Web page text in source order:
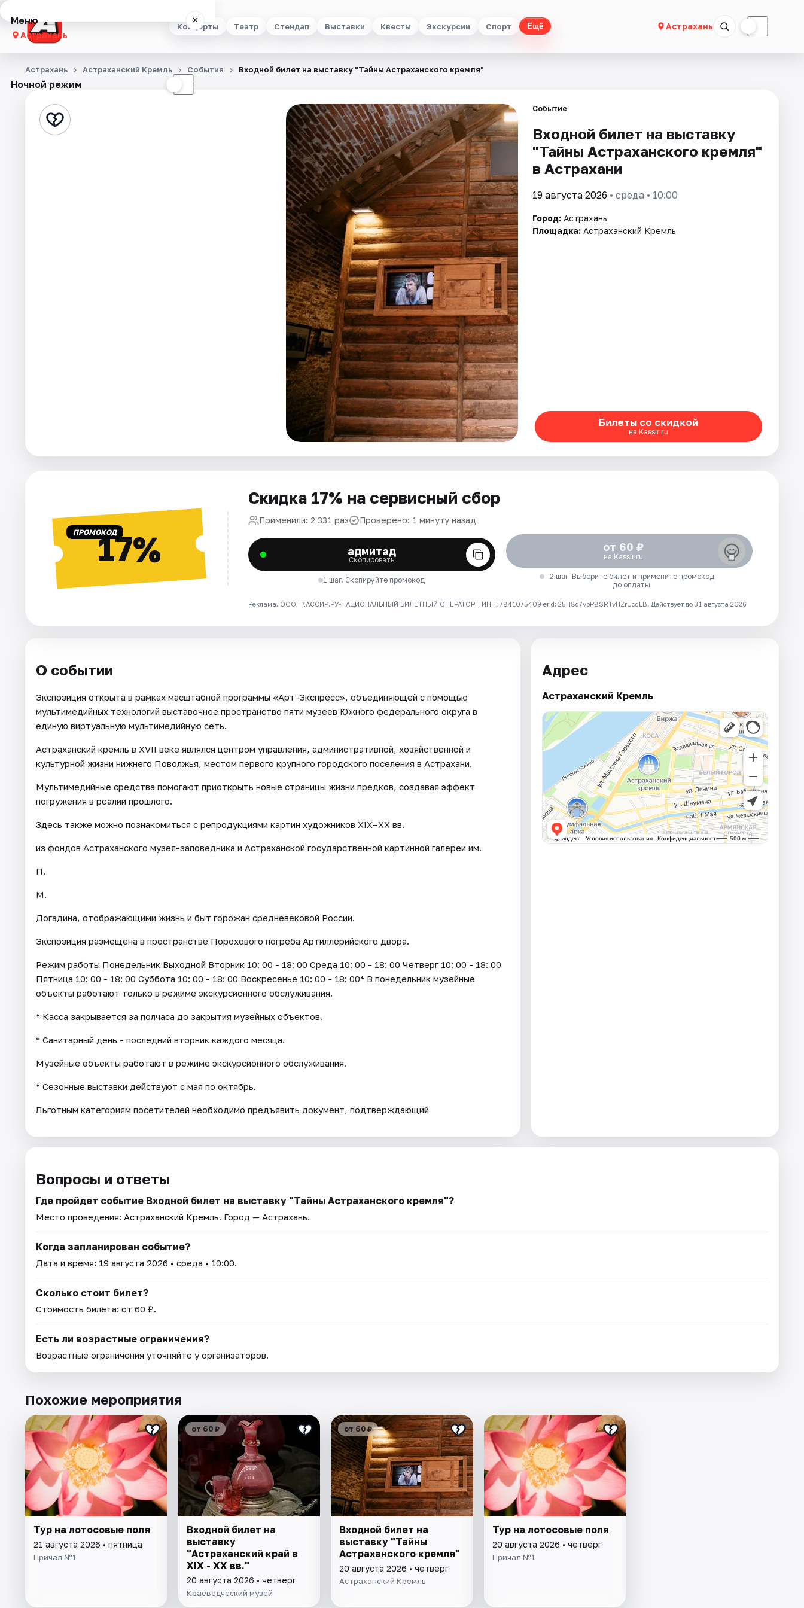
Концерты Театр Стендап Выставки Квесты Экскурсии Спорт Ещё Астрахань ☾
Меню ×
Астрахань
Концерты
Стендап
Ночной режим ☾
Астрахань Астраханский Кремль События Входной билет на выставку "Тайны Астраханского кремля"
Событие
Входной билет на выставку
"Тайны Астраханского кремля"
в Астрахани
19 августа 2026 • среда • 10:00
Город: Астрахань
Площадка: Астраханский Кремль
Билеты со скидкой
на Kassir.ru
ПРОМОКОД17%
Скидка 17% на сервисный сбор
Применили: 2 331 раз Проверено: 1 минуту назад
адмитад
Скопировать
1 шаг. Скопируйте промокод
от 60 ₽
на Kassir.ru
2 шаг. Выберите билет и примените промокод
до оплаты
Реклама. ООО "КАССИР.РУ-НАЦИОНАЛЬНЫЙ БИЛЕТНЫЙ ОПЕРАТОР", ИНН: 7841075409 erid: 25H8d7vbP8SRTvHZrUcdLB. Действует до 31 августа 2026
О событии
Экспозиция открыта в рамках масштабной программы «Арт-Экспресс», объединяющей с помощью
мультимедийных технологий выставочное пространство пяти музеев Южного федерального округа в
единую виртуальную мультимедийную сеть.
Астраханский кремль в XVII веке являлся центром управления, административной, хозяйственной и
культурной жизни нижнего Поволжья, местом первого крупного городского поселения в Астрахани.
Мультимедийные средства помогают приоткрыть новые страницы жизни предков, создавая эффект
погружения в реалии прошлого.
Здесь также можно познакомиться с репродукциями картин художников XIX–XX вв.
из фондов Астраханского музея-заповедника и Астраханской государственной картинной галереи им.
П.
М.
Догадина, отображающими жизнь и быт горожан средневековой России.
Экспозиция размещена в пространстве Порохового погреба Артиллерийского двора.
Режим работы Понедельник Выходной Вторник 10: 00 - 18: 00 Среда 10: 00 - 18: 00 Четверг 10: 00 - 18: 00
Пятница 10: 00 - 18: 00 Суббота 10: 00 - 18: 00 Воскресенье 10: 00 - 18: 00* В понедельник музейные
объекты работают только в режиме экскурсионного обслуживания.
* Касса закрывается за полчаса до закрытия музейных объектов.
* Санитарный день - последний вторник каждого месяца.
Музейные объекты работают в режиме экскурсионного обслуживания.
* Cезонные выставки действуют с мая по октябрь.
Льготным категориям посетителей необходимо предъявить документ, подтверждающий
Адрес
Астраханский Кремль
Вопросы и ответы
Где пройдет событие Входной билет на выставку "Тайны Астраханского кремля"?
Место проведения: Астраханский Кремль. Город — Астрахань.
Когда запланирован событие?
Дата и время: 19 августа 2026 • среда • 10:00.
Сколько стоит билет?
Стоимость билета: от 60 ₽.
Есть ли возрастные ограничения?
Возрастные ограничения уточняйте у организаторов.
Похожие мероприятия
Тур на лотосовые поля
21 августа 2026 • пятница
Причал №1
от 60 ₽
Входной билет на
выставку
"Астраханский край в
XIX - XX вв."
20 августа 2026 • четверг
Краеведческий музей
от 60 ₽
Входной билет на
выставку "Тайны
Астраханского кремля"
20 августа 2026 • четверг
Астраханский Кремль
Тур на лотосовые поля
20 августа 2026 • четверг
Причал №1